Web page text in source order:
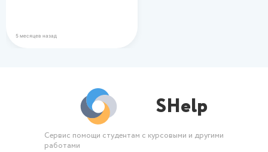
5 месяцев назад
SHelp
Сервис помощи студентам с курсовыми и другими
работами